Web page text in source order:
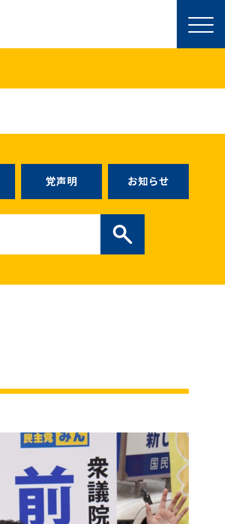
号外
こくみんオンラインスクール
二次創作ガイドライン
プライバシーポリシー
党声明 お知らせ